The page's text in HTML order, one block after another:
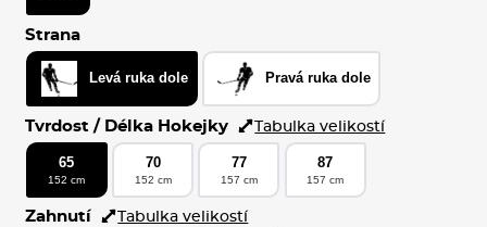
Strana
Levá ruka dole Pravá ruka dole
Tvrdost / Délka Hokejky Tabulka velikostí
65
152 cm
70
152 cm
77
157 cm
87
157 cm
Zahnutí Tabulka velikostí